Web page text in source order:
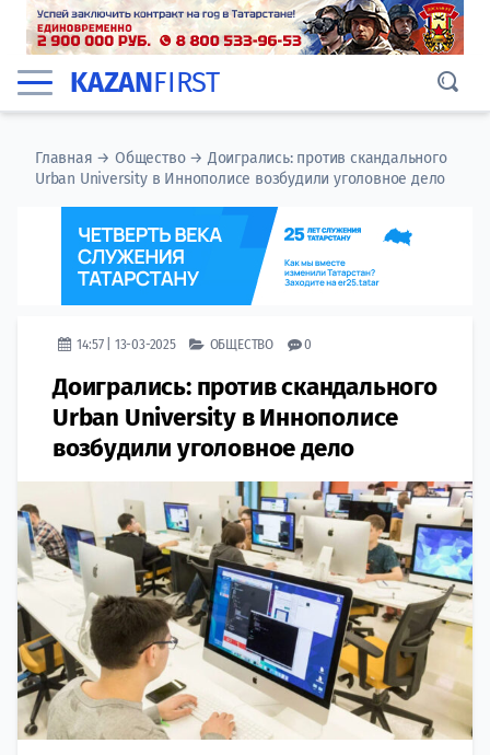
KAZANFIRST
Главная →Общество→ Доигрались: против скандального
Urban University в Иннополисе возбудили уголовное дело
14:57 | 13-03-2025 ОБЩЕСТВО 0
Доигрались: против скандального
Urban University в Иннополисе
возбудили уголовное дело